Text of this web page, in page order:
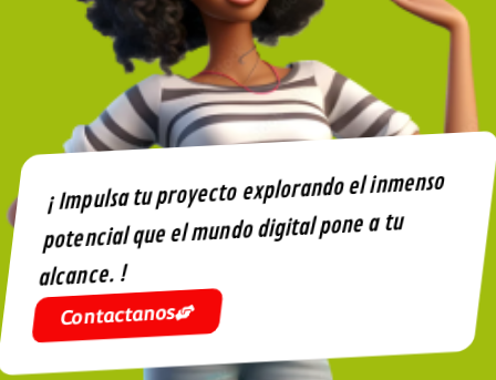
¡ Impulsa tu proyecto explorando el inmenso
potencial que el mundo digital pone a tu
alcance. !
Contactanos